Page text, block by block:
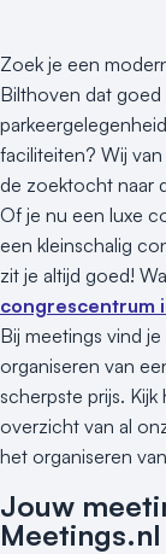
Zoek je een
Bilthoven dat goed
faciliteiten? Wij
de zoektocht naar
Of je nu een luxe
een kleinschalig
zit je altijd goed!
congrescentrum
Bij meetings vind
organiseren van
scherpste prijs.
overzicht van al
het organiseren
Jouw
Meetings.nl